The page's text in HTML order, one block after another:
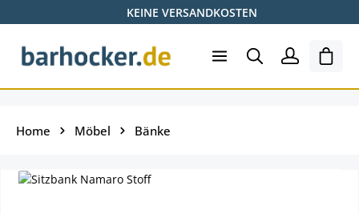
Zum Hauptinhalt springenKEINE VERSANDKOSTEN
Home Möbel Bänke